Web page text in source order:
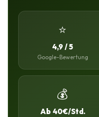
⭐
4,9 / 5
Google-Bewertung
💰
Ab 40€/Std.